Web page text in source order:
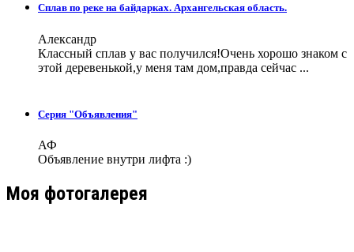
Сплав по реке на байдарках. Архангельская область.
Александр
Классный сплав у вас получился!Очень хорошо знаком с
этой деревенькой,у меня там дом,правда сейчас ...
Серия "Объявления"
АФ
Объявление внутри лифта :)
Моя фотогалерея